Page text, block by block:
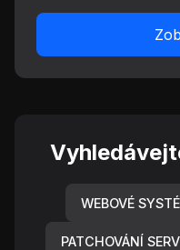
WEBOVÉ
PATCHOVÁNÍ